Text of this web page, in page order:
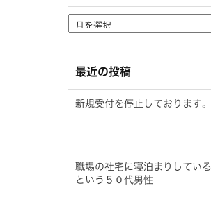
最近の投稿
新規受付を停止しております。
職場の社宅に寝泊まりしている
という５０代男性